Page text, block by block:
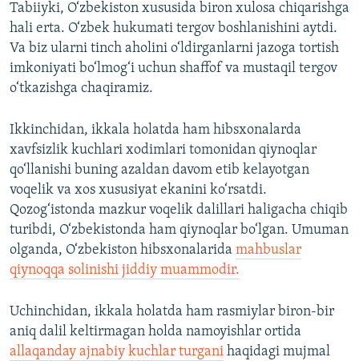
Tabiiyki, O‘zbekiston xususida biron xulosa chiqarishga
hali erta. O‘zbek hukumati tergov boshlanishini aytdi.
Va biz ularni tinch aholini o‘ldirganlarni jazoga tortish
imkoniyati bo‘lmog‘i uchun shaffof va mustaqil tergov
o‘tkazishga chaqiramiz.
Ikkinchidan, ikkala holatda ham hibsxonalarda
xavfsizlik kuchlari xodimlari tomonidan qiynoqlar
qo‘llanishi buning azaldan davom etib kelayotgan
voqelik va xos xususiyat ekanini ko‘rsatdi.
Qozog‘istonda mazkur voqelik dalillari haligacha chiqib
turibdi, O‘zbekistonda ham qiynoqlar bo‘lgan. Umuman
olganda, O‘zbekiston hibsxonalarida mahbuslar
qiynoqqa solinishi jiddiy muammodir.
Uchinchidan, ikkala holatda ham rasmiylar biron-bir
aniq dalil keltirmagan holda namoyishlar ortida
allaqanday ajnabiy kuchlar turgani haqidagi mujmal